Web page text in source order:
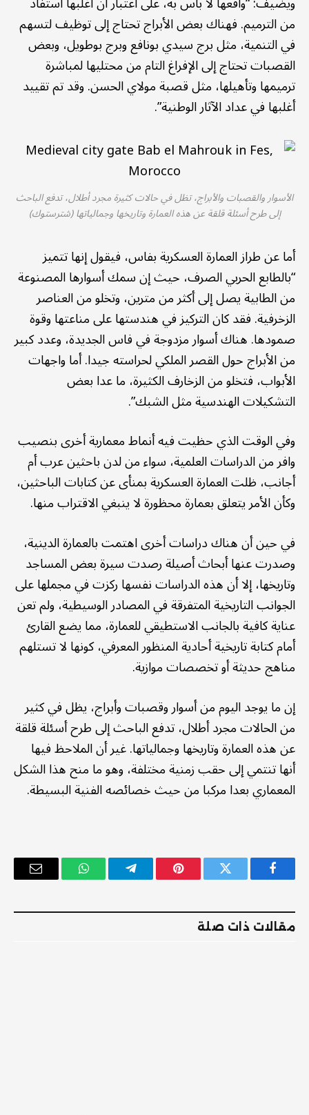
من الترميم. فهناك بعض الأبراج تحتاج إلى توظيف لتسهم
في التنمية، مثل برج سيدي بونافع وبرج بوطويل، وبعض
القصبات تحتاج إلى الإفراغ التام من محتليها لمباشرة
ترميمها وتأهيلها، مثل قصبة مولاي الحسن. وقد تم تقييد
أغلبها في عداد الآثار الوطنية”.
الأسوار والقصبات والأبراج، تظل في حالات كثيرة مجرد أطلال، تدفع الباحث
إلى طرح أسئلة قلقة عن هذه العمارة وتاريخها وجمالياتها (شترستوك)
أما عن طراز العمارة العسكرية بفاس، فيقول إنها تتميز
“بالطابع الحربي الصرف، حيث إن سمك أسوارها المصنوعة
من الطابية يصل إلى أكثر من مترين، وتخلو من العناصر
الزخرفية. فقد كان التركيز في هندستها على مناعتها وقوة
صمودها. هناك أسوار مزدوجة في فاس الجديدة، وعدد كبير
من الأبراج حول القصر الملكي لحراسته جيدا. أما واجهات
الأبواب، فتخلو من الزخارف الكثيرة، ما عدا بعض
التشكيلات الهندسية مثل الشبك”.
وفي الوقت الذي حظيت فيه أنماط معمارية أخرى بنصيب
وافر من الدراسات العلمية، سواء من لدن باحثين عرب أم
أجانب، ظلت العمارة العسكرية بمنأى عن كتابات الباحثين،
وكأن الأمر يتعلق بعمارة محظورة لا ينبغي الاقتراب منها.
في حين أن هناك دراسات أخرى اهتمت بالعمارة الدينية،
وصدرت عنها أبحاث أصيلة رصدت سيرة بعض المساجد
وتاريخها، إلا أن هذه الدراسات نفسها ركزت في مجملها على
الجوانب التاريخية المتفرقة في المصادر الوسيطية، ولم تعن
عناية كافية بالجانب الاستطيقي للعمارة، مما يضع القارئ
أمام كتابة تاريخية أحادية المنظور المعرفي، كونها لا تستلهم
مناهج حديثة أو تخصصات موازية.
إن ما يوجد اليوم من أسوار وقصبات وأبراج، يظل في كثير
من الحالات مجرد أطلال، تدفع الباحث إلى طرح أسئلة قلقة
عن هذه العمارة وتاريخها وجمالياتها. غير أن الملاحظ فيها
أنها تنتمي إلى حقب زمنية مختلفة، وهو ما منح هذا الشكل
المعماري بعدا مركبا من حيث خصائصه الفنية البسيطة.
فيسبوك تويتر بينتيريستتيلقرام واتساب
البريد
مقالات ذات صلة